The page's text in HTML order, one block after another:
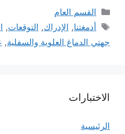
التصنيفات
القسم العام
الوسوم
أدمغتنا, الإدراك, التوقعات,
جهتي الدماغ العلوية والسفلية,
الاختبارات
الرئيسية